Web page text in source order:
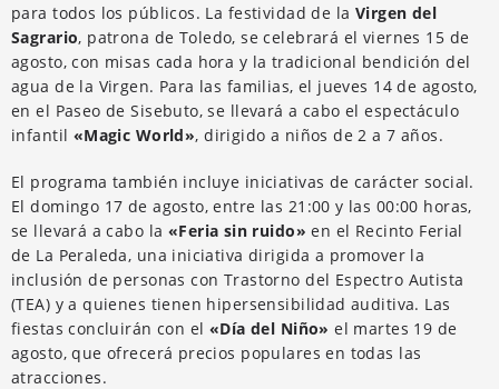
para todos los públicos. La festividad de la Virgen del
Sagrario, patrona de Toledo, se celebrará el viernes 15 de
agosto, con misas cada hora y la tradicional bendición del
agua de la Virgen. Para las familias, el jueves 14 de agosto,
en el Paseo de Sisebuto, se llevará a cabo el espectáculo
infantil «Magic World», dirigido a niños de 2 a 7 años.
El programa también incluye iniciativas de carácter social.
El domingo 17 de agosto, entre las 21:00 y las 00:00 horas,
se llevará a cabo la «Feria sin ruido» en el Recinto Ferial
de La Peraleda, una iniciativa dirigida a promover la
inclusión de personas con Trastorno del Espectro Autista
(TEA) y a quienes tienen hipersensibilidad auditiva. Las
fiestas concluirán con el «Día del Niño» el martes 19 de
agosto, que ofrecerá precios populares en todas las
atracciones.